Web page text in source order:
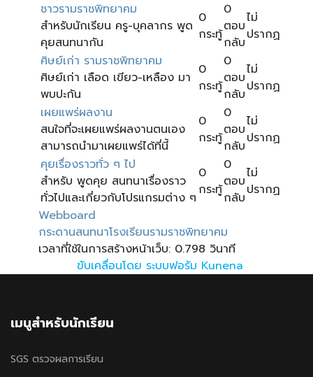
ชาวรามราชพิทยาคม
สำหรับนักเรียน ครู-บุคลากร พูด
คุยสนทนากัน
0
กระทู้
0
ตอบ
กลับ
ไม่
ปรากฏ
ศิษย์เก่า รามราชพิทยาคม
ศิษย์เก่า เลือด เขียว-เหลือง มา
พบปะกัน
0
กระทู้
0
ตอบ
กลับ
ไม่
ปรากฏ
เผยแพร่ผลงาน
สนใจที่จะเผยแพร่ผลงานตนเอง
สามารถนำมาเผยแพร่ได้ที่นี้
0
กระทู้
0
ตอบ
กลับ
ไม่
ปรากฏ
คุยเรื่องราวทั่ว ๆ ไป
สำหรับ พูดคุย สนทนาเรื่องราว
ทั่วไปและเกี่ยวกับโปรแกรมต่าง ๆ
0
กระทู้
0
ตอบ
กลับ
ไม่
ปรากฏ
Webboard
กระดานสนทนาโรงเรียนรามราชพิทยาคม
เวลาที่ใช้ในการสร้างหน้าเว็บ: 0.798 วินาที
ขับเคลื่อนโดย ระบบฟอรัม Kunena
เมนูสำหรับนักเรียน
SGS ตรวจผลการเรียน